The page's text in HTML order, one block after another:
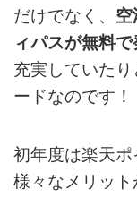
だけでなく、
ィパスが無料
充実していた
ードなのです！
初年度は楽天
様々なメリット